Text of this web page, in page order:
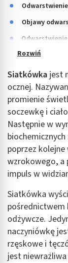
Objawy
Siatkówka jest
ocznej.
promienie
soczewkę i
Następnie w
poprzez
wzrokowego, a
impuls w
Siatkówka
odżywcze.
naczyniówkę
rzęskowe i
jest